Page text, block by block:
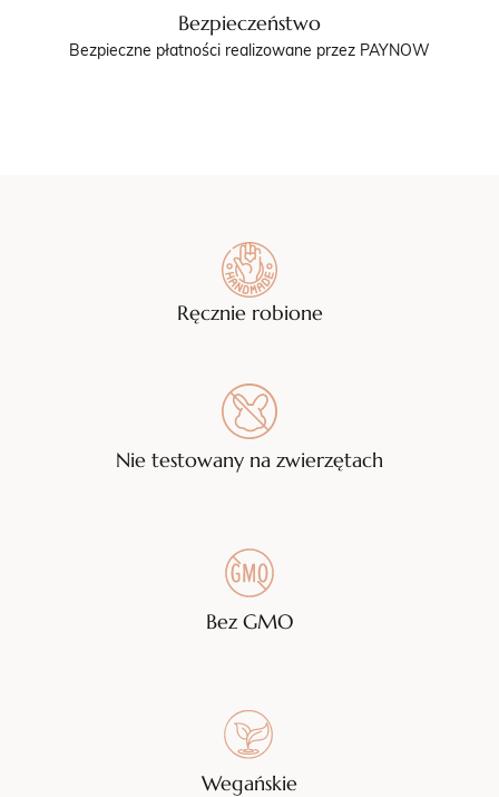
Bezpieczeństwo
Bezpieczne płatności realizowane przez PAYNOW
Ręcznie robione
Nie testowany na zwierzętach
Bez GMO
Wegańskie